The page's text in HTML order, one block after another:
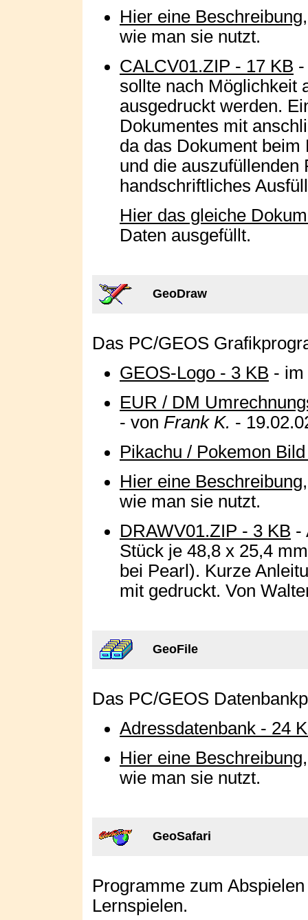
Hier eine Beschreibung
wie man sie nutzt.
CALCV01.ZIP - 17 KB
sollte nach Möglichkeit
ausgedruckt werden.
Dokumentes mit
da das Dokument
und die auszufüllenden
handschriftliches
Hier das gleiche
Daten ausgefüllt.
GeoDraw
Das PC/GEOS
GEOS-Logo - 3 KB - im
EUR / DM
- von Frank K. -
Pikachu / Pokemon
Hier eine Beschreibung
wie man sie nutzt.
DRAWV01.ZIP - 3 KB -
Stück je 48,8 x 25,4
bei Pearl). Kurze
mit gedruckt. Von
GeoFile
Das PC/GEOS
Adressdatenbank - 24
Hier eine Beschreibung
wie man sie nutzt.
GeoSafari
Programme zum
Lernspielen.